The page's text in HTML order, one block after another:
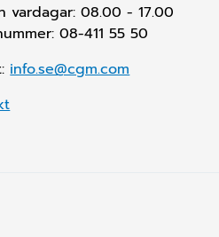
vardagar: 08.00 - 17.00
08-411 55 50
info.se@cgm.com